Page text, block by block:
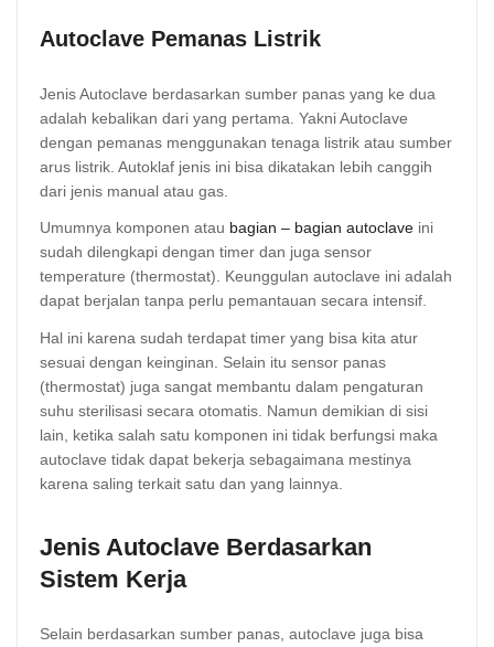
Autoclave Pemanas Listrik
Jenis Autoclave berdasarkan sumber panas yang ke dua
adalah kebalikan dari yang pertama. Yakni Autoclave
dengan pemanas menggunakan tenaga listrik atau sumber
arus listrik. Autoklaf jenis ini bisa dikatakan lebih canggih
dari jenis manual atau gas.
Umumnya komponen atau bagian – bagian autoclave ini
sudah dilengkapi dengan timer dan juga sensor
temperature (thermostat). Keunggulan autoclave ini adalah
dapat berjalan tanpa perlu pemantauan secara intensif.
Hal ini karena sudah terdapat timer yang bisa kita atur
sesuai dengan keinginan. Selain itu sensor panas
(thermostat) juga sangat membantu dalam pengaturan
suhu sterilisasi secara otomatis. Namun demikian di sisi
lain, ketika salah satu komponen ini tidak berfungsi maka
autoclave tidak dapat bekerja sebagaimana mestinya
karena saling terkait satu dan yang lainnya.
Jenis Autoclave Berdasarkan
Sistem Kerja
Selain berdasarkan sumber panas, autoclave juga bisa